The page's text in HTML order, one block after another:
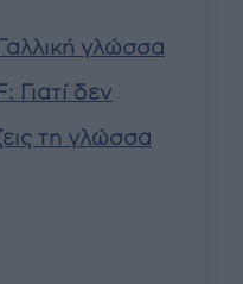
γλώσσα
Γιατί δεν
τη γλώσσα